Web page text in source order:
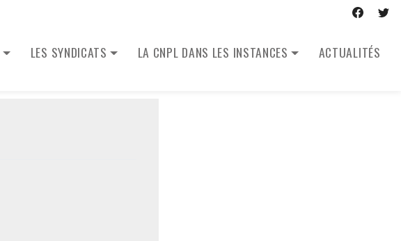
LES SYNDICATS LA CNPL DANS LES INSTANCES ACTUALITÉS